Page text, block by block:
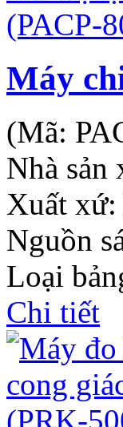
Máy
(Mã:
Nhà sản
Xuất xứ:
Nguồn
Loại
Chi tiết